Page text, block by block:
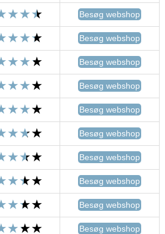
Besøg webshop
Besøg webshop
Besøg webshop
Besøg webshop
Besøg webshop
Besøg webshop
Besøg webshop
Besøg webshop
Besøg webshop
Besøg webshop